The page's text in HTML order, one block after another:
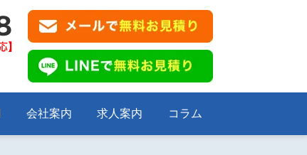
会社案内 求人案内 コラム